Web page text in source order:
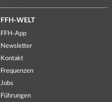
FFH-WELT
FFH-App
Newsletter
Kontakt
Frequenzen
Jobs
Führungen